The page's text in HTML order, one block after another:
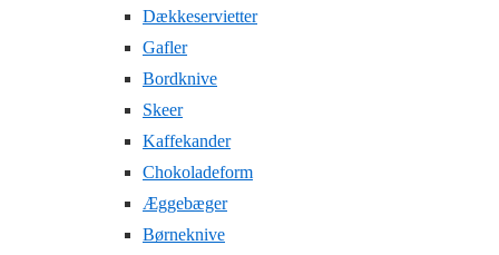
Dækkeservietter
Gafler
Bordknive
Skeer
Kaffekander
Chokoladeform
Æggebæger
Børneknive